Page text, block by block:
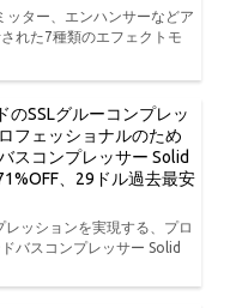
ッター、エンハンサーなどア
れた7種類のエフェクトモ
のSSLグルーコンプレッ
フェッショナルのため
スコンプレッサー Solid
、29ドル過去最安
レッションを実現する、プロ
バスコンプレッサー Solid